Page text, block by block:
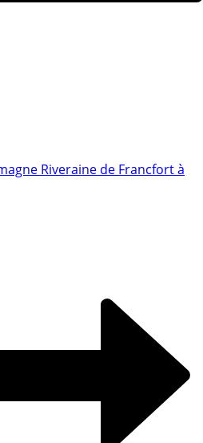
Riveraine de Francfort à